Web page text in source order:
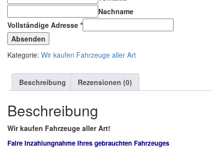
Nachname
Vollständige Adresse *
Absenden
Kategorie: Wir kaufen Fahrzeuge aller Art
Beschreibung Rezensionen (0)
Beschreibung
Wir kaufen Fahrzeuge aller Art!
Faire Inzahlungnahme Ihres gebrauchten Fahrzeuges